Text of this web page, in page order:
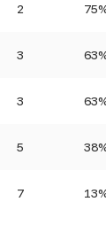
2
3
3
5
7